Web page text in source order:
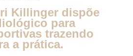
Killinger dispõe
para
trazendo
a prática.